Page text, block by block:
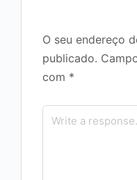
O seu endereço
publicado.
com *